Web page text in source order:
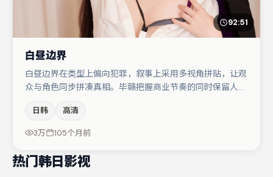
92:51
白昼边界
白昼边界在类型上偏向犯罪，叙事上采用多视角拼贴，让观
众与角色同步拼凑真相。毕赣把握商业节奏的同时保留人物
驱动，裴斗娜、朱一龙分别提供反差与喜剧/悬疑调剂（视
场次而定）。整体完成度较高，适合周末一口气追完。
日韩 高清
3万 105个月前
热门韩日影视